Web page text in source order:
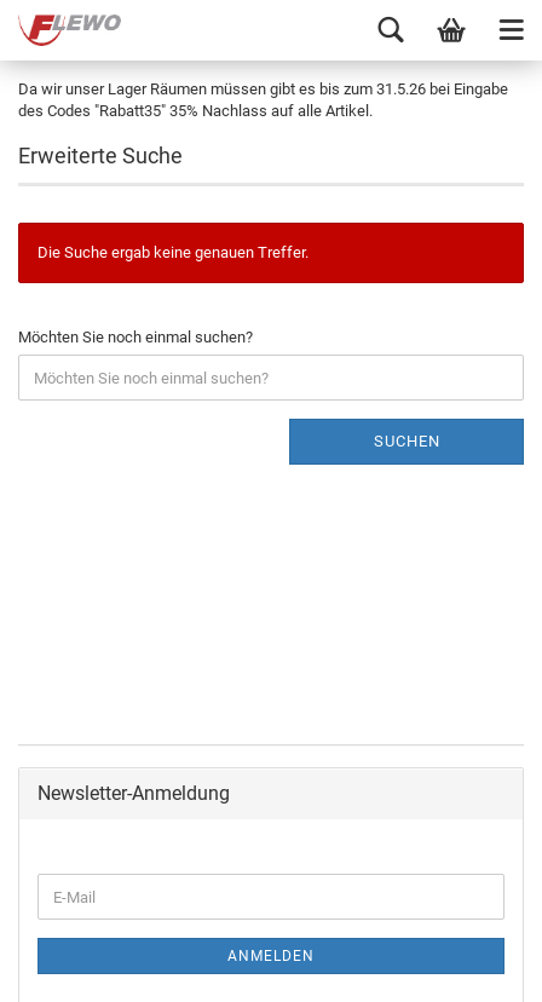
Da wir unser Lager Räumen müssen gibt es bis zum 31.5.26 bei Eingabe
des Codes "Rabatt35" 35% Nachlass auf alle Artikel.
Erweiterte Suche
Die Suche ergab keine genauen Treffer.
Möchten Sie noch einmal suchen?
SUCHEN
Newsletter-Anmeldung
ANMELDEN